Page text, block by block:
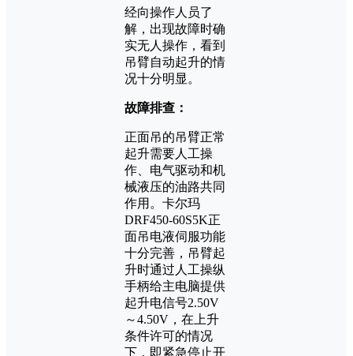
经向操作人员了
解，出现故障时确
实无人操作，看到
吊臂自动起升的情
况十分明显。
故障排查：
正面吊的吊臂正常
起升需要人工操
作、电气驱动和机
械液压的油路共同
作用。卡尔玛
DRF450-60S5K正
面吊电液伺服功能
十分完善，吊臂起
升时通过人工操纵
手柄给主电脑提供
起升电信号2.50V
～4.50V，在上升
条件许可的情况
下，即紧急停止开